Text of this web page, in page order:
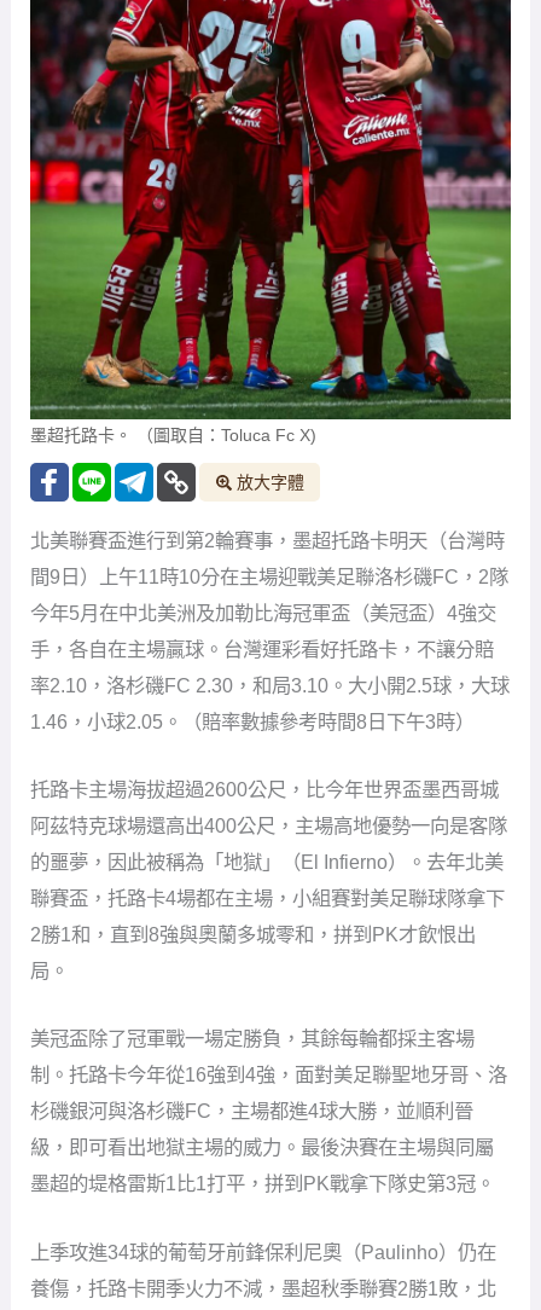
墨超托路卡。 （圖取自：Toluca Fc X)
放大字體
北美聯賽盃進行到第2輪賽事，墨超托路卡明天（台灣時
間9日）上午11時10分在主場迎戰美足聯洛杉磯FC，2隊
今年5月在中北美洲及加勒比海冠軍盃（美冠盃）4強交
手，各自在主場贏球。台灣運彩看好托路卡，不讓分賠
率2.10，洛杉磯FC 2.30，和局3.10。大小開2.5球，大球
1.46，小球2.05。（賠率數據參考時間8日下午3時）
托路卡主場海拔超過2600公尺，比今年世界盃墨西哥城
阿茲特克球場還高出400公尺，主場高地優勢一向是客隊
的噩夢，因此被稱為「地獄」（El Infierno）。去年北美
聯賽盃，托路卡4場都在主場，小組賽對美足聯球隊拿下
2勝1和，直到8強與奧蘭多城零和，拼到PK才飲恨出
局。
美冠盃除了冠軍戰一場定勝負，其餘每輪都採主客場
制。托路卡今年從16強到4強，面對美足聯聖地牙哥、洛
杉磯銀河與洛杉磯FC，主場都進4球大勝，並順利晉
級，即可看出地獄主場的威力。最後決賽在主場與同屬
墨超的堤格雷斯1比1打平，拼到PK戰拿下隊史第3冠。
上季攻進34球的葡萄牙前鋒保利尼奧（Paulinho）仍在
養傷，托路卡開季火力不減，墨超秋季聯賽2勝1敗，北